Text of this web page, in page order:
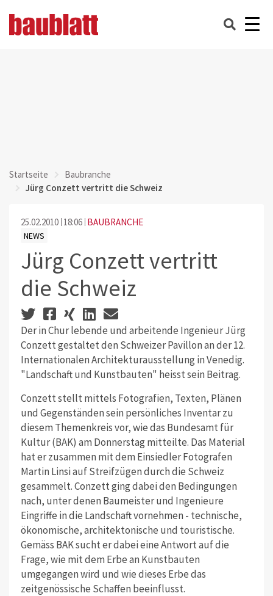
Startseite
Baubranche
Jürg Conzett vertritt die Schweiz
25.02.2010 18:06 BAUBRANCHE
NEWS
Jürg Conzett vertritt
die Schweiz
Der in Chur lebende und arbeitende Ingenieur Jürg
Conzett gestaltet den Schweizer Pavillon an der 12.
Internationalen Architekturausstellung in Venedig.
"Landschaft und Kunstbauten" heisst sein Beitrag.
Conzett stellt mittels Fotografien, Texten, Plänen
und Gegenständen sein persönliches Inventar zu
diesem Themenkreis vor, wie das Bundesamt für
Kultur (BAK) am Donnerstag mitteilte. Das Material
hat er zusammen mit dem Einsiedler Fotografen
Martin Linsi auf Streifzügen durch die Schweiz
gesammelt. Conzett ging dabei den Bedingungen
nach, unter denen Baumeister und Ingenieure
Eingriffe in die Landschaft vornehmen - technische,
ökonomische, architektonische und touristische.
Gemäss BAK sucht er dabei eine Antwort auf die
Frage, wie mit dem Erbe an Kunstbauten
umgegangen wird und wie dieses Erbe das
zeitgenössische Schaffen beeinflusst.